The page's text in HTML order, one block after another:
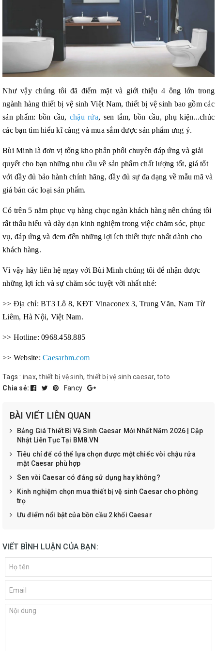
Như vậy chúng tôi đã điểm mặt và giới thiệu 4 ông lớn trong
ngành hàng thiết bị vệ sinh Việt Nam, thiết bị vệ sinh bao gồm các
sản phẩm: bồn cầu, chậu rửa, sen tắm, bồn cầu, phụ kiện...chúc
các bạn tìm hiểu kĩ càng và mua sắm được sản phẩm ưng ý.
Bùi Minh là đơn vị tổng kho phân phối chuyên đáp ứng và giải
quyết cho bạn những nhu cầu về sản phẩm chất lượng tốt, giá tốt
với đầy đủ bảo hành chính hãng, đầy đủ sự đa dạng về mẫu mã và
giá bán các loại sản phẩm.
Có trên 5 năm phục vụ hàng chục ngàn khách hàng nên chúng tôi
rất thấu hiểu và dày dạn kinh nghiệm trong việc chăm sóc, phục
vụ, đáp ứng và đem đến những lợi ích thiết thực nhất dành cho
khách hàng.
Vì vậy hãy liên hệ ngay với Bùi Minh chúng tôi để nhận được
những lợi ích và sự chăm sóc tuyệt vời nhất nhé:
>> Địa chỉ: BT3 Lô 8, KĐT Vinaconex 3, Trung Văn, Nam Từ
Liêm, Hà Nội, Việt Nam.
>> Hotline: 0968.458.885
>> Website: Caesarbm.com
Tags : inax,thiết bị vệ sinh, thiết bị vệ sinh caesar, toto
Chia sẻ:
Fancy
BÀI VIẾT LIÊN QUAN
Bảng Giá Thiết Bị Vệ Sinh Caesar Mới Nhất Năm 2026 | Cập
Nhật Liên Tục Tại BM8.VN
Tiêu chí để có thể lựa chọn được một chiếc vòi chậu rửa
mặt Caesar phù hợp
Sen vòi Caesar có đáng sử dụng hay không?
Kinh nghiệm chọn mua thiết bị vệ sinh Caesar cho phòng
trọ
Ưu điểm nổi bật của bồn cầu 2 khối Caesar
VIẾT BÌNH LUẬN CỦA BẠN: